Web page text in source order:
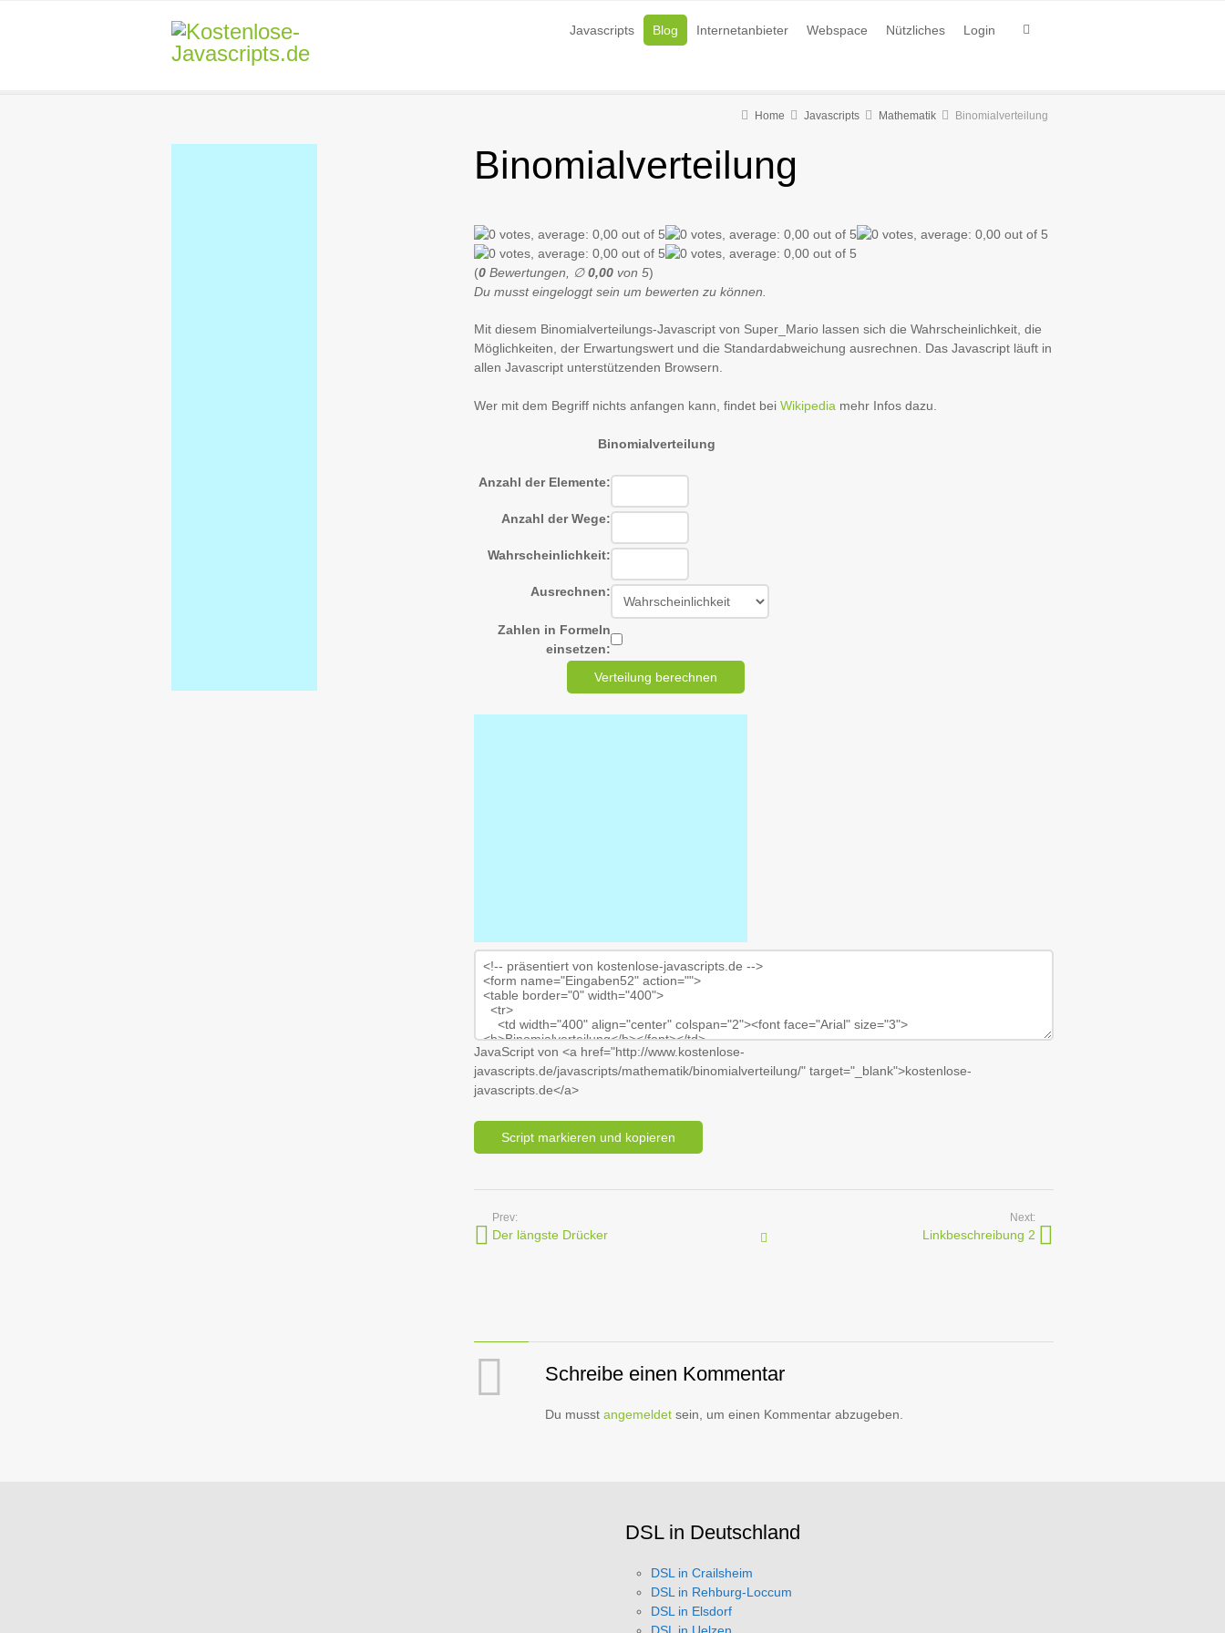
Javascripts Blog Internetanbieter Webspace Nützliches Login
Home Javascripts Mathematik Binomialverteilung
Binomialverteilung
(0 Bewertungen, ∅0,00 von 5)
Du musst eingeloggt sein um bewerten zu können.
Mit diesem Binomialverteilungs-Javascript von Super_Mario lassen sich die Wahrscheinlichkeit, die
Möglichkeiten, der Erwartungswert und die Standardabweichung ausrechnen. Das Javascript läuft in
allen Javascript unterstützenden Browsern.
Wer mit dem Begriff nichts anfangen kann, findet bei Wikipedia mehr Infos dazu.
Binomialverteilung
Anzahl der Elemente:
Anzahl der Wege:
Wahrscheinlichkeit:
Ausrechnen:
Zahlen in Formeln
einsetzen:
JavaScript von <a href="http://www.kostenlose-
javascripts.de/javascripts/mathematik/binomialverteilung/" target="_blank">kostenlose-
javascripts.de</a>
Prev:
Der längste Drücker
Next:
Linkbeschreibung 2
Schreibe einen Kommentar
Du musst angemeldet sein, um einen Kommentar abzugeben.
DSL in Deutschland
DSL in Crailsheim
DSL in Rehburg-Loccum
DSL in Elsdorf
DSL in Uelzen